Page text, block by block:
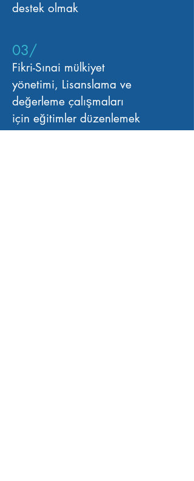
destek olmak
03/
Fikri-Sınai mülkiyet
yönetimi, Lisanslama ve
değerleme çalışmaları
için eğitimler düzenlemek